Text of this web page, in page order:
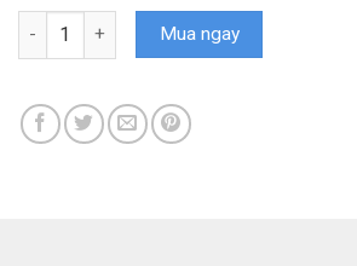
Tủ lạnh Panasonic Inverter 268 lít NR-
Mua ngay